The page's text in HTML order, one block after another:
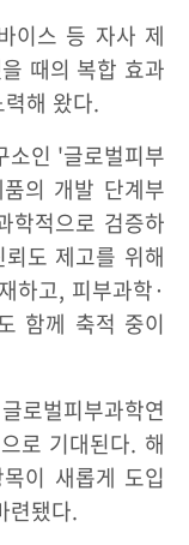
이스 등 자사 제
때의 복합 효과
해 왔다.
소인 '글로벌피부
의 개발 단계부
학적으로 검증하
도 제고를 위해
하고, 피부과학·
함께 축적 중이
로벌피부과학연
로 기대된다. 해
이 새롭게 도입
련됐다.